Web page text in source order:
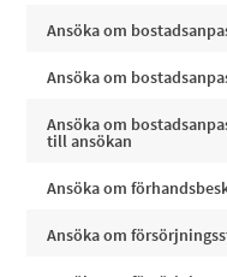
Ansöka om
Ansöka om
Ansöka om
till ansökan
Ansöka om
Ansöka om